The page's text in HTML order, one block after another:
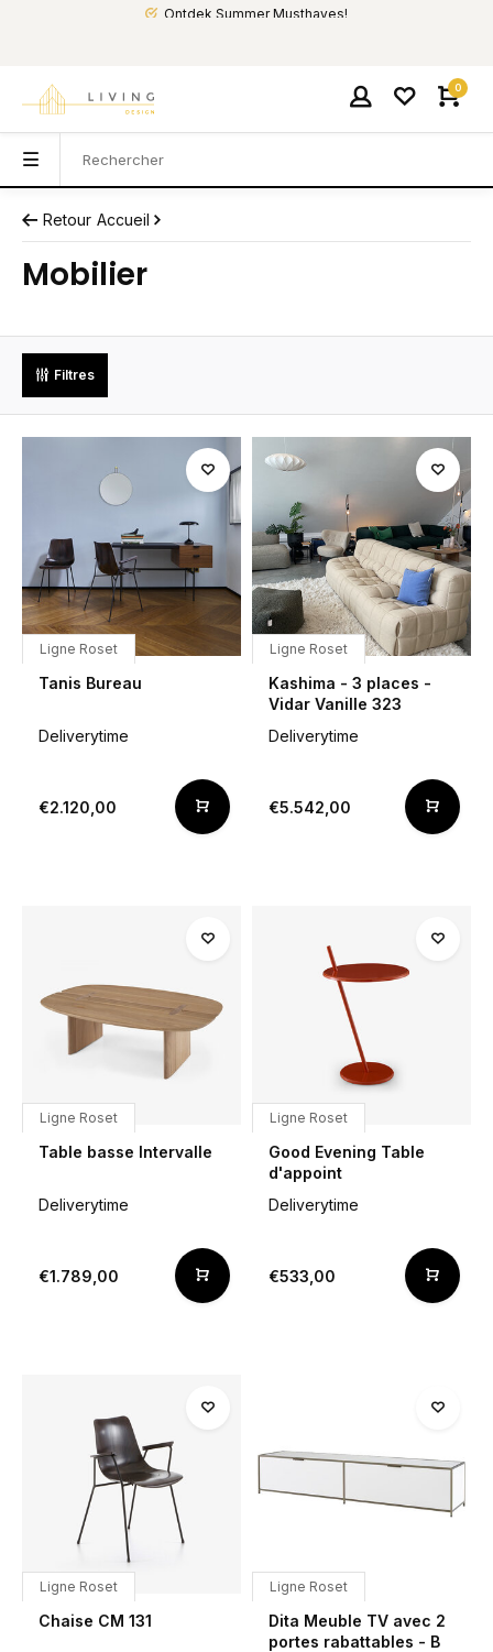
Ontdek Summer Musthaves!
0
Retour Accueil
Mobilier
Filtres
Ligne Roset
Tanis Bureau
Deliverytime
€2.120,00
Ligne Roset
Kashima - 3 places -
Vidar Vanille 323
Deliverytime
€5.542,00
Ligne Roset
Table basse Intervalle
Deliverytime
€1.789,00
Ligne Roset
Good Evening Table
d'appoint
Deliverytime
€533,00
Ligne Roset
Chaise CM 131
Ligne Roset
Dita Meuble TV avec 2
portes rabattables - B